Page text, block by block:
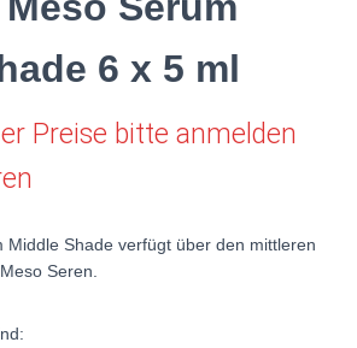
6 x 5 ml
Preise bitte anmelden
Middle Shade verfügt über den mittleren
Seren.